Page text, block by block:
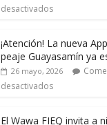
desactivados
¡Atención! La nueva
peaje Guayasamín ya
26 mayo, 2026
desactivados
El Wawa FIEQ invita a